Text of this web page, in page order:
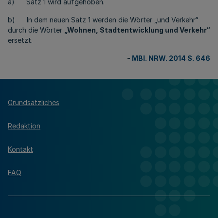
a) Satz 1 wird aufgehoben.
b) In dem neuen Satz 1 werden die Wörter „und Verkehr“
durch die Wörter Wohnen, Stadtentwicklung und Verkehr“
ersetzt.
- MBl. NRW. 2014 S. 646
Grundsätzliches
Redaktion
Kontakt
FAQ